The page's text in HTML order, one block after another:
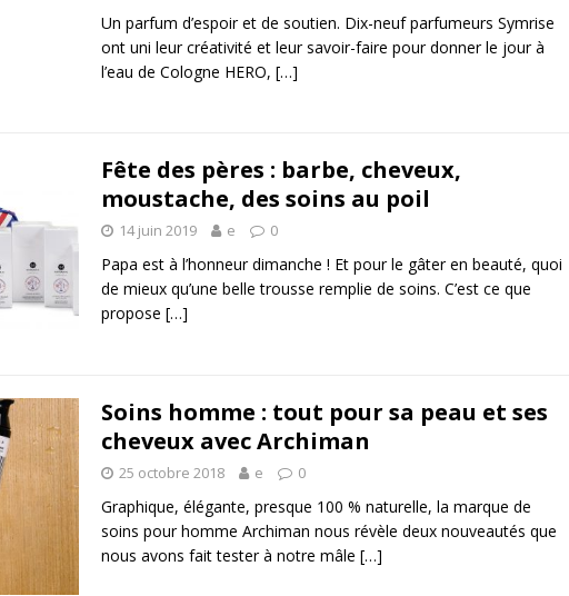
Un parfum d’espoir et de soutien. Dix-neuf parfumeurs Symrise
ont uni leur créativité et leur savoir-faire pour donner le jour à
l’eau de Cologne HERO, […]
Fête des pères : barbe, cheveux,
moustache, des soins au poil
14 juin 2019 e 0
Papa est à l’honneur dimanche ! Et pour le gâter en beauté, quoi
de mieux qu’une belle trousse remplie de soins. C’est ce que
propose […]
Soins homme : tout pour sa peau et ses
cheveux avec Archiman
25 octobre 2018 e 0
Graphique, élégante, presque 100 % naturelle, la marque de
soins pour homme Archiman nous révèle deux nouveautés que
nous avons fait tester à notre mâle […]